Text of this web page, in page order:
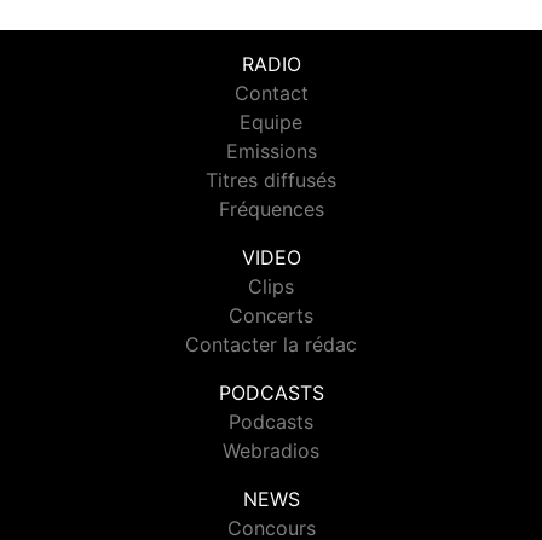
RADIO
Contact
Equipe
Emissions
Titres diffusés
Fréquences
VIDEO
Clips
Concerts
Contacter la rédac
PODCASTS
Podcasts
Webradios
NEWS
Concours